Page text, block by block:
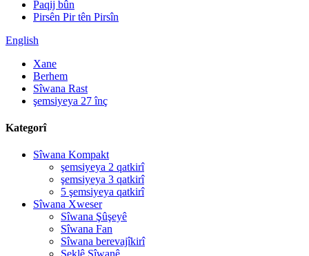
Paqij bûn
Pirsên Pir tên Pirsîn
English
Xane
Berhem
Sîwana Rast
şemsiyeya 27 înç
Kategorî
Sîwana Kompakt
şemsiyeya 2 qatkirî
şemsiyeya 3 qatkirî
5 şemsiyeya qatkirî
Sîwana Xweser
Sîwana Şûşeyê
Sîwana Fan
Sîwana berevajîkirî